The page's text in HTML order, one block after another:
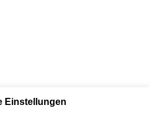
Einstellungen